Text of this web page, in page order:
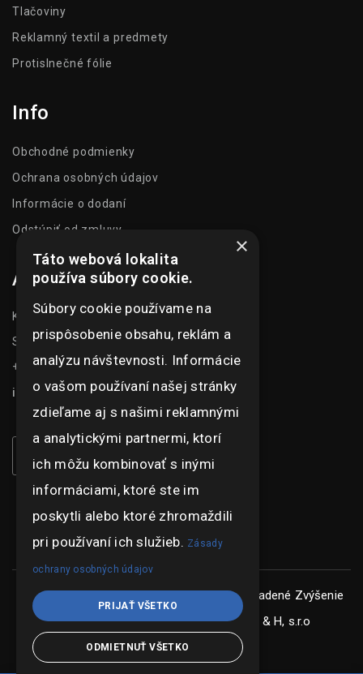
Tlačoviny
Reklamný textil a predmety
Protislnečné fólie
Info
Obchodné podmienky
Ochrana osobných údajov
Informácie o dodaní
Odstúpiť od zmluvy
Adresa
Kasarenská 1504/51
Senica 905 01
+421 948 073 915
info@ghexpo.sk
Copyright © ghexpo 2026, všetky práva vyhradené Zvýšenie
konkurencieschopnosti spoločnosti G & H, s.r.o
×
Táto webová lokalita
používa súbory cookie.
Súbory cookie používame na
prispôsobenie obsahu, reklám a
analýzu návštevnosti. Informácie
o vašom používaní našej stránky
zdieľame aj s našimi reklamnými
a analytickými partnermi, ktorí
ich môžu kombinovať s inými
informáciami, ktoré ste im
poskytli alebo ktoré zhromaždili
pri používaní ich služieb. Zásady
ochrany osobných údajov
PRIJAŤ VŠETKO
ODMIETNUŤ VŠETKO